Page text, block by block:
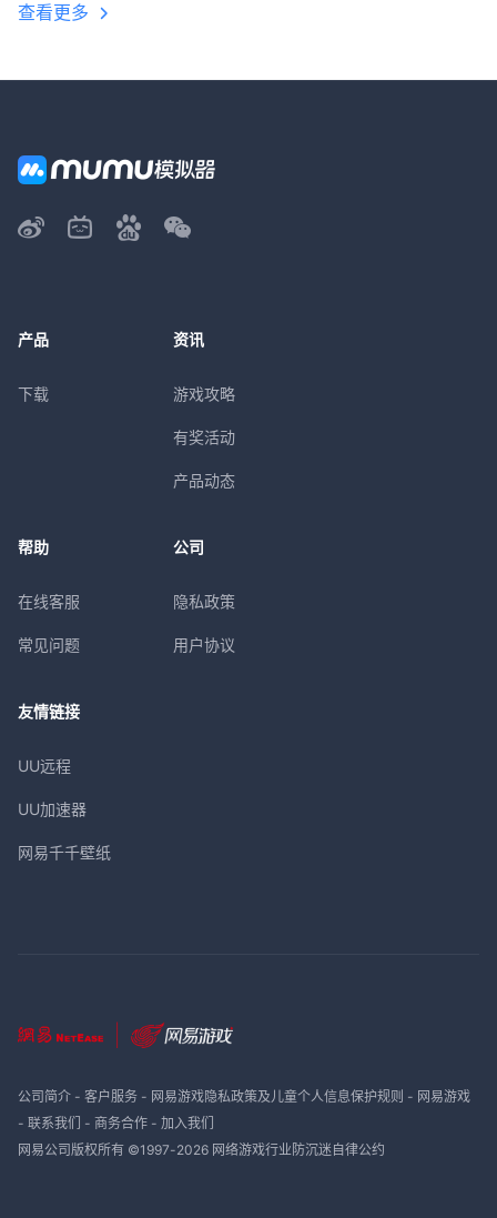
查看更多
产品
下载
资讯
游戏攻略
有奖活动
产品动态
帮助
在线客服
常见问题
公司
隐私政策
用户协议
友情链接
UU远程
UU加速器
网易千千壁纸
公司简介- 客户服务- 网易游戏隐私政策及儿童个人信息保护规则 - 网易游戏
- 联系我们 - 商务合作- 加入我们
网易公司版权所有 ©1997-2026 网络游戏行业防沉迷自律公约